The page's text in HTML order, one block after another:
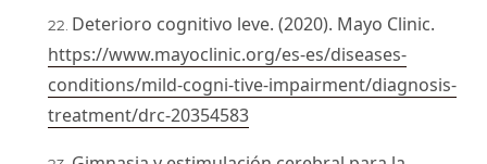
Deterioro cognitivo leve. (2020). Mayo Clinic.
https://www.mayoclinic.org/es-es/diseases-
conditions/mild-cogni-tive-impairment/diagnosis-
treatment/drc-20354583